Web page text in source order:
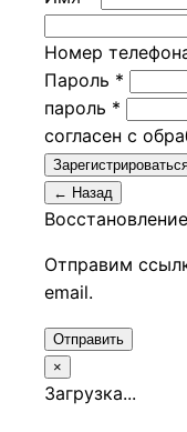
Номер
Пароль *
пароль *
согласен с
← Назад
Отправим
email.
Отправить
×
Загрузка...